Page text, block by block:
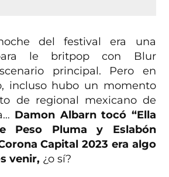
del festival era una
le britpop con Blur
principal. Pero en
incluso hubo un momento
de regional mexicano de
Damon Albarn tocó “Ella
Peso Pluma y Eslabón
Capital 2023 era algo
venir, ¿o sí?